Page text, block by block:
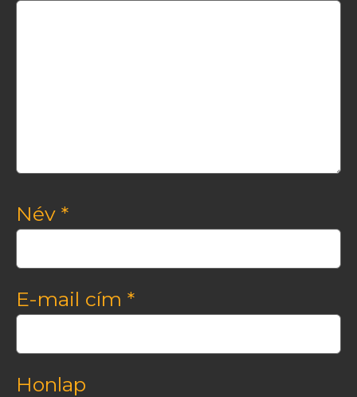
Név *
E-mail cím *
Honlap